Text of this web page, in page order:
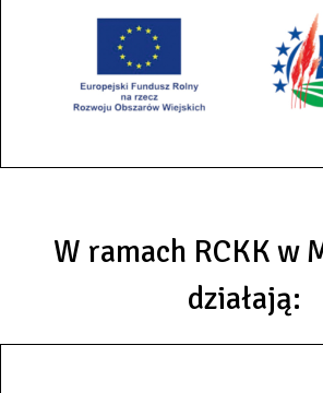
W ramach RCKK w
działają: